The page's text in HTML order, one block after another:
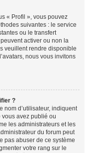
« Profil », vous pouvez
suivantes : le service
ou le transfert
activer ou non la
veuillent rendre disponible
nous vous invitons
?
nom d’utilisateur, indiquent
avez publié ou
les administrateurs et les
du forum peut
pas abuser de ce système
votre rang sur le